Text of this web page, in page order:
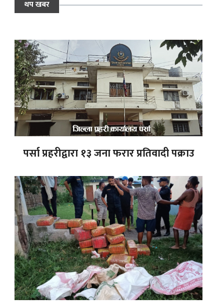
थप खबर
पर्सा प्रहरीद्वारा १३ जना फरार प्रतिवादी पक्राउ